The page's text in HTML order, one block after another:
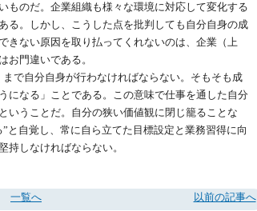
ものだ。企業組織も様々な環境に対応して変化する
る。しかし、こうした点を批判しても自分自身の成
きない原因を取り払ってくれないのは、企業（上
お門違いである。
で自分自身が行わなければならない。そもそも成
になる」ことである。この意味で仕事を通した自分
いうことだ。自分の狭い価値観に閉じ籠ることな
と自覚し、常に自ら立てた目標設定と業務習得に向
持しなければならない。
一覧へ 以前の記事へ